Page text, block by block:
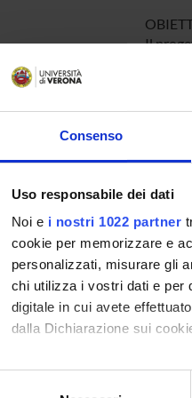
Consenso
Uso responsabile dei dati
Noi e i nostri 1022 partner
cookie per memorizzare e
personalizzati, misurare gli
chi utilizza i vostri dati e per
digitale in cui avete
dalla Dichiarazione sui
Con il tuo consenso,
Il
dagli
tra il
per i